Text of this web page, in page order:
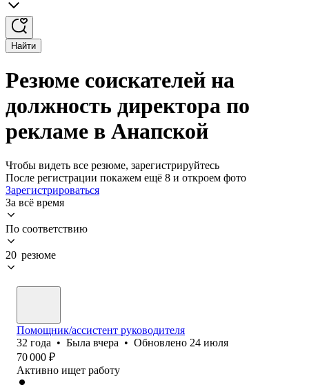
Найти
Резюме соискателей на
должность директора по
рекламе в Анапской
Чтобы видеть все резюме, зарегистрируйтесь
После регистрации покажем ещё 8 и откроем фото
Зарегистрироваться
За всё время
По соответствию
20 резюме
Помощник/ассистент руководителя
32 года • Была вчера • Обновлено 24 июля
70 000 ₽
Активно ищет работу